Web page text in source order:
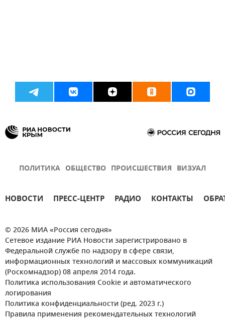
ПОЛИТИКА ОБЩЕСТВО ПРОИСШЕСТВИЯ ВИЗУАЛ
НОВОСТИ ПРЕСС-ЦЕНТР РАДИО КОНТАКТЫ
© 2026 МИА «Россия сегодня»
Сетевое издание РИА Новости зарегистрировано в
Федеральной службе по надзору в сфере связи,
информационных технологий и массовых коммуникаций
(Роскомнадзор) 08 апреля 2014 года.
Политика использования Cookie и автоматического
логирования
Политика конфиденциальности (ред. 2023 г.)
Правила применения рекомендательных технологий